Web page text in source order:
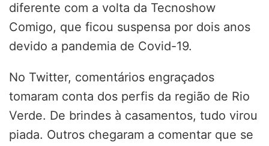
diferente com a volta da Tecnoshow
Comigo, que ficou suspensa por dois anos
devido a pandemia de Covid-19.
No Twitter, comentários engraçados
tomaram conta dos perfis da região de Rio
Verde. De brindes à casamentos, tudo virou
piada. Outros chegaram a comentar que se